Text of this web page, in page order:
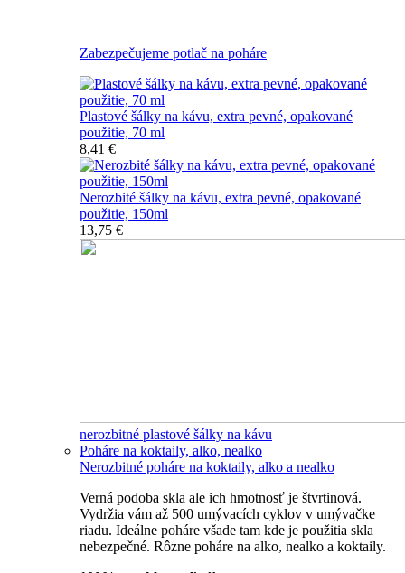
Zabezpečujeme potlač na poháre
Plastové šálky na kávu, extra pevné, opakované
použitie, 70 ml
8,41 €
Nerozbité šálky na kávu, extra pevné, opakované
použitie, 150ml
13,75 €
nerozbitné plastové šálky na kávu
Poháre na koktaily, alko, nealko
Nerozbitné poháre na koktaily, alko a nealko
Verná podoba skla ale ich hmotnosť je štvrtinová.
Vydržia vám až 500 umývacích cyklov v umývačke
riadu. Ideálne poháre všade tam kde je použitia skla
nebezpečné. Rôzne poháre na alko, nealko a koktaily.